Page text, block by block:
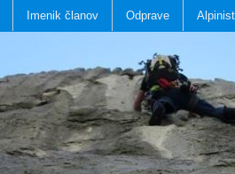
Imenik članov Odprave